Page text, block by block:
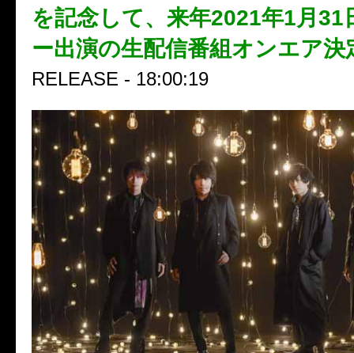
を記念して、来年2021年1月31
ー出演の生配信番組オンエア決
RELEASE - 18:00:19